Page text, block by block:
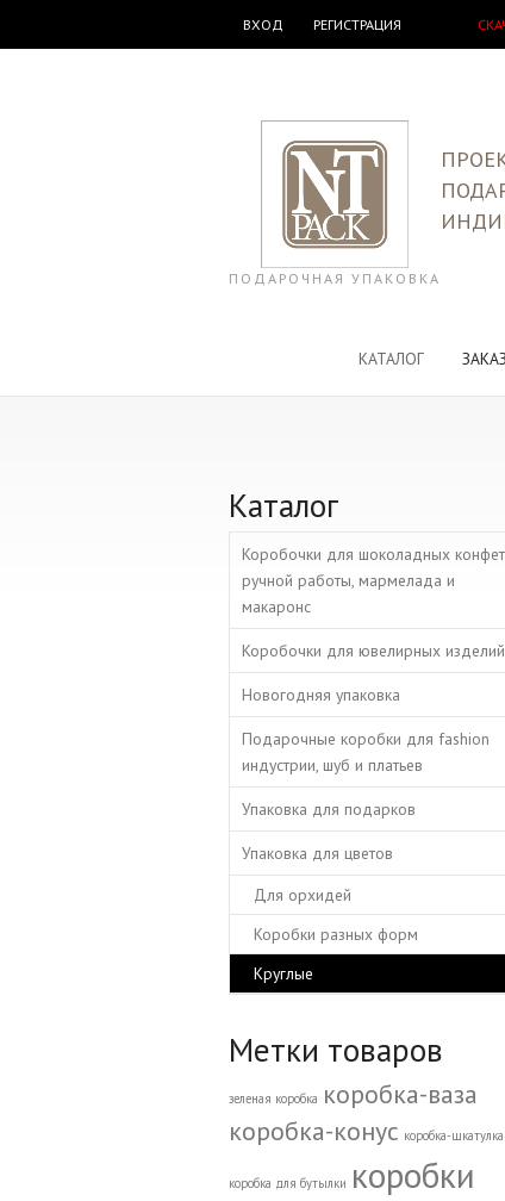
ВХОД РЕГИСТРАЦИЯ
ПОДАРОЧНАЯ УПАКОВКА
КАТАЛОГ
Каталог
Коробочки для шоколадных конфет
ручной работы, мармелада и
макаронс
Коробочки для ювелирных изделий
Новогодняя упаковка
Подарочные коробки для fashion
индустрии, шуб и платьев
Упаковка для подарков
Упаковка для цветов
Для орхидей
Коробки разных форм
Круглые
Метки товаров
зеленая коробка коробка-ваза
коробка-конус коробка-шкатулка
коробка для бутылки коробки